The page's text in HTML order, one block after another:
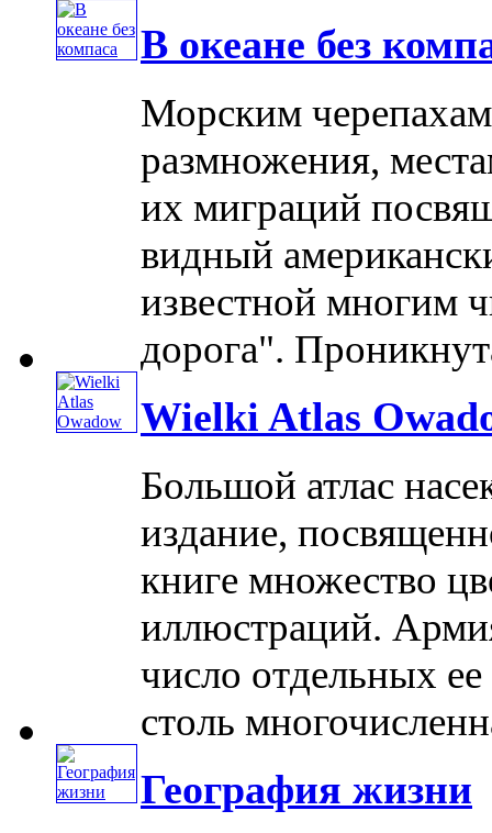
В океане без
Морским
размножения,
их миграций
видный
известной многим
дорога".
Wielki Atlas
Большой атлас
издание,
книге множество
иллюстраций.
число отдельных
столь
География жизни